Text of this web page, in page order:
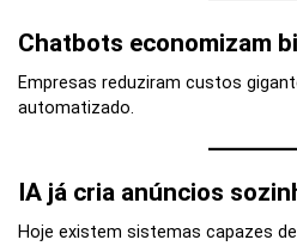
Chatbots economizam
Empresas reduziram custos
automatizado.
IA já cria anúncios
Hoje existem sistemas capazes